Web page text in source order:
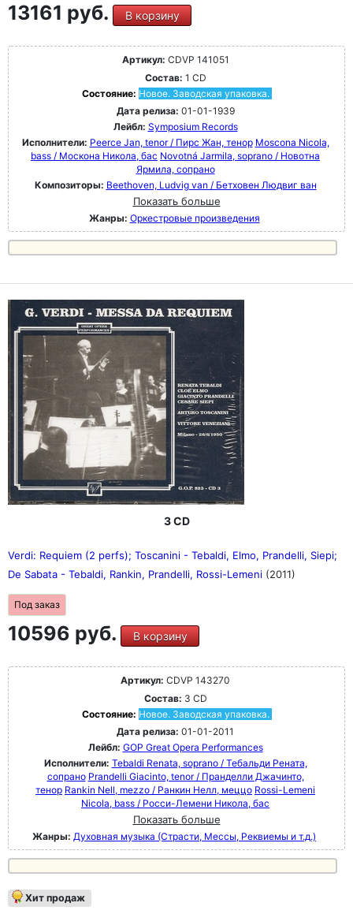
13161 руб. В корзину
Артикул: CDVP 141051
Состав: 1 CD
Состояние: Новое. Заводская упаковка.
Дата релиза: 01-01-1939
Лейбл: Symposium Records
Исполнители: Peerce Jan, tenor / Пирс Жан, тенор Moscona Nicola,
bass / Москона Никола, бас Novotná Jarmila, soprano / Новотна
Ярмила, сопрано
Композиторы: Beethoven, Ludvig van / Бетховен Людвиг ван
Показать больше
Жанры: Оркестровые произведения
3 CD
Verdi: Requiem (2 perfs); Toscanini - Tebaldi, Elmo, Prandelli, Siepi;
De Sabata - Tebaldi, Rankin, Prandelli, Rossi-Lemeni (2011)
Под заказ
10596 руб. В корзину
Артикул: CDVP 143270
Состав: 3 CD
Состояние: Новое. Заводская упаковка.
Дата релиза: 01-01-2011
Лейбл: GOP Great Opera Performances
Исполнители: Tebaldi Renata, soprano / Тебальди Рената,
сопрано Prandelli Giacinto, tenor / Пранделли Джачинто,
тенор Rankin Nell, mezzo / Ранкин Нелл, меццо Rossi-Lemeni
Nicola, bass / Росси-Лемени Никола, бас
Показать больше
Жанры: Духовная музыка (Страсти, Мессы, Реквиемы и т.д.)
Хит продаж